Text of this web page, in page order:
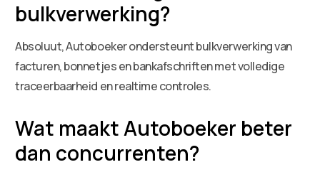
bulkverwerking?
Absoluut, Autoboeker ondersteunt bulkverwerking van
facturen, bonnetjes en bankafschriften met volledige
traceerbaarheid en realtime controles.
Wat maakt Autoboeker beter
dan concurrenten?